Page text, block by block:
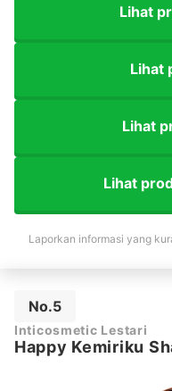
Lihat
Lihat
Lihat
Lihat
Laporkan informasi yang
No.5
Inticosmetic Lestari
Happy Kemiriku